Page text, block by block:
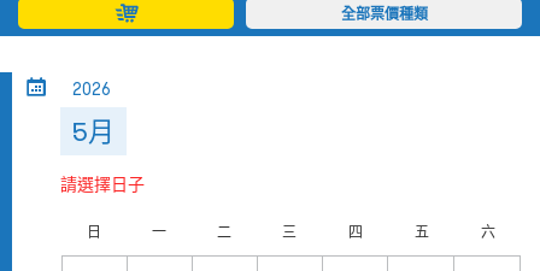
全部票價種類
2026
5月
請選擇日子
日 一 二 三 四 五 六